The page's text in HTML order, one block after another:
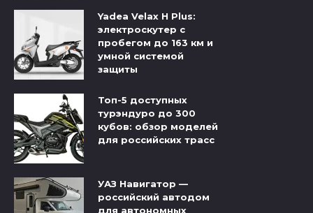
Yadea Velax H Plus:
электроскутер с
пробегом до 163 км и
умной системой
защиты
Топ-5 доступных
турэндуро до 300
кубов: обзор моделей
для российских трасс
УАЗ Навигатор —
российский автодом
для автономных